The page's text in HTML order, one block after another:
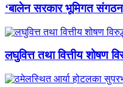
‘बालेन सरकार भूमिगत संगठन
लघुवित्त तथा वित्तीय शोषण